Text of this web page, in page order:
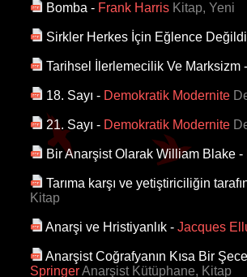
Bomba - Frank Harris Kitap, Yeni
Sirkler Herkes İçin Eğlence
Tarihsel İlerlemecilik Ve Marksizm -
18. Sayı - Demokratik Modernite
21. Sayı - Demokratik Modernite
Bir Anarşist Olarak William Blake -
Tarıma karşı ve yetiştiriciliğin
Kitap
Anarşi ve Hristiyanlık - Jacques
Anarşist Coğrafyanın Kısa Bir
SpringerAnarşist Kütüphane, Kitap